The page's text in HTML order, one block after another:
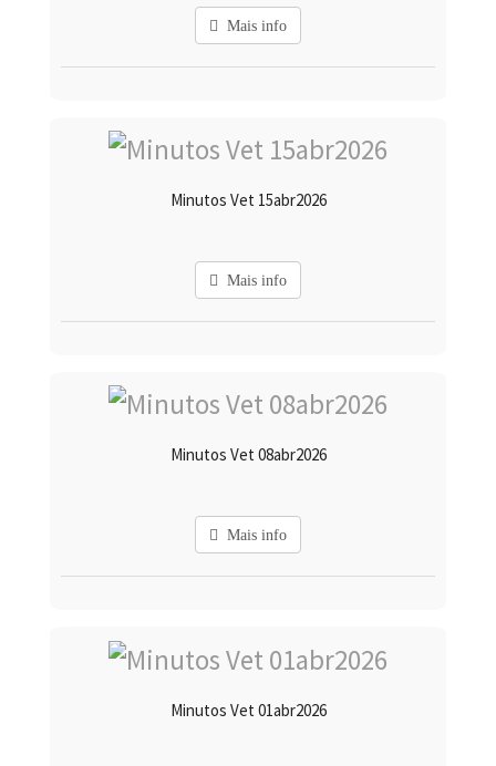
Mais info
Minutos Vet 15abr2026
Mais info
Minutos Vet 08abr2026
Mais info
Minutos Vet 01abr2026